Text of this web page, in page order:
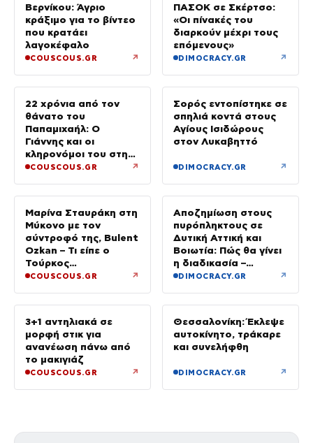
Βερνίκου: Άγριο
κράξιμο για το βίντεο
που κρατάει
λαγοκέφαλο
COUSCOUS.GR ↗
ΠΑΣΟΚ σε Σκέρτσο:
«Οι πίνακές του
διαρκούν μέχρι τους
επόμενους»
DIMOCRACY.GR ↗
22 χρόνια από τον
θάνατο του
Παπαμιχαήλ: Ο
Γιάννης και οι
κληρονόμοι του στη
διαθήκη
COUSCOUS.GR ↗
Σορός εντοπίστηκε σε
σπηλιά κοντά στους
Αγίους Ισιδώρους
στον Λυκαβηττό
DIMOCRACY.GR ↗
Μαρίνα Σταυράκη στη
Μύκονο με τον
σύντροφό της, Bulent
Ozkan – Τι είπε ο
Τούρκος
επιχειρηματίας στην
COUSCOUS.GR ↗
Αποζημίωση στους
πυρόπληκτους σε
Δυτική Αττική και
Βοιωτία: Πώς θα γίνει
η διαδικασία –
Ξεκινούν τη Δευτέρα
DIMOCRACY.GR ↗
3+1 αντηλιακά σε
μορφή στικ για
ανανέωση πάνω από
το μακιγιάζ
COUSCOUS.GR ↗
Θεσσαλονίκη: Έκλεψε
αυτοκίνητο, τράκαρε
και συνελήφθη
DIMOCRACY.GR ↗